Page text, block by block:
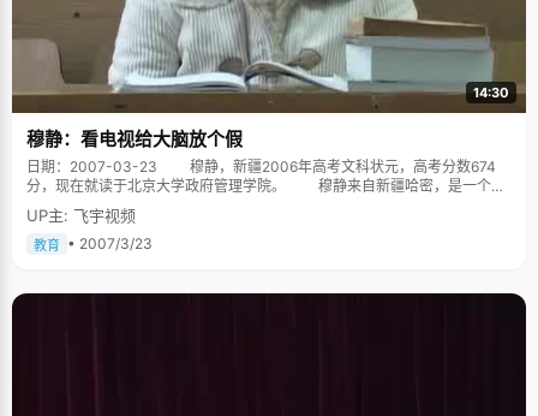
14:30
穆静：看电视给大脑放个假
日期：2007-03-23 穆静，新疆2006年高考文科状元，高考分数674
分，现在就读于北京大学政府管理学院。 穆静来自新疆哈密，是一个文
静温柔的小女孩，对于高考状元这件事情穆静看得很淡，"我希望大家不要将
这个看得多么神圣，因为，只要足够努力，每个人都可以当状元。" 看电视，
给大脑放个假 穆静总结出的经验就是，学习要有张有弛，每天晚上，穆静
UP主: 飞宇视频
教育 • 2007/3/23